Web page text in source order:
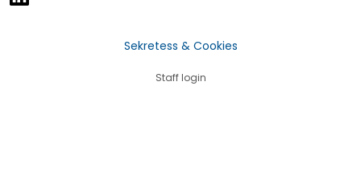
Sekretess & Cookies
Staff login